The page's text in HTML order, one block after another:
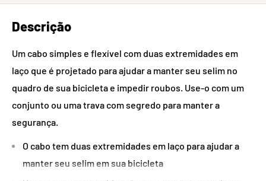
Descrição
Um cabo simples e flexível com duas extremidades em
laço que é projetado para ajudar a manter seu selim no
quadro de sua bicicleta e impedir roubos. Use-o com um
conjunto ou uma trava com segredo para manter a
segurança.
O cabo tem duas extremidades em laço para ajudar a
manter seu selim em sua bicicleta